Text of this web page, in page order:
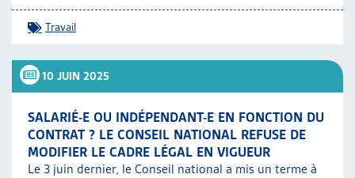
Travail
10 JUIN 2025
SALARIÉ-E OU INDÉPENDANT-E EN FONCTION DU
CONTRAT ? LE CONSEIL NATIONAL REFUSE DE
MODIFIER LE CADRE LÉGAL EN VIGUEUR
Le 3 juin dernier, le Conseil national a mis un terme à